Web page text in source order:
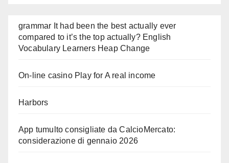
grammar It had been the best actually ever
compared to it’s the top actually? English
Vocabulary Learners Heap Change
On-line casino Play for A real income
Harbors
App tumulto consigliate da CalcioMercato:
considerazione di gennaio 2026